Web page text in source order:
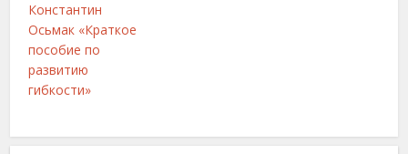
Константин
Осьмак «Краткое
пособие по
развитию
гибкости»